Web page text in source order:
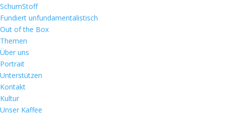
SchumStoff
Fundiert unfundamentalistisch
Out of the Box
Themen
Über uns
Portrait
Unterstützen
Kontakt
Kultur
Unser Kaffee